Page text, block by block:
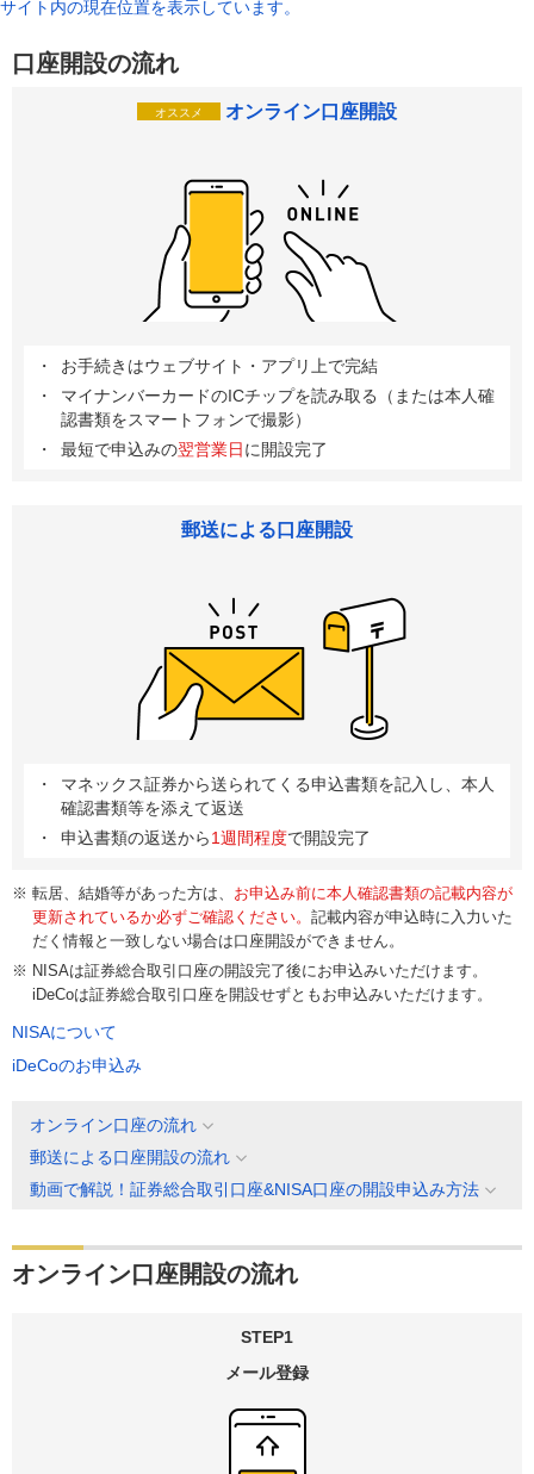
サイト内の現在位置を表示しています。
口座開設の流れ
オススメ オンライン口座開設
お手続きはウェブサイト・アプリ上で完結
マイナンバーカードのICチップを読み取る（または本人確
認書類をスマートフォンで撮影）
最短で申込みの翌営業日に開設完了
郵送による口座開設
マネックス証券から送られてくる申込書類を記入し、本人
確認書類等を添えて返送
申込書類の返送から1週間程度で開設完了
転居、結婚等があった方は、 お申込み前に本人確認書類の記載内容が
更新されているか必ずご確認ください。 記載内容が申込時に入力いた
だく情報と一致しない場合は口座開設ができません。
NISAは証券総合取引口座の開設完了後にお申込みいただけます。
iDeCoは証券総合取引口座を開設せずともお申込みいただけます。
NISAについて
iDeCoのお申込み
オンライン口座の流れ
郵送による口座開設の流れ
動画で解説！証券総合取引口座&NISA口座の開設申込み方法
オンライン口座開設の流れ
STEP1
メール登録